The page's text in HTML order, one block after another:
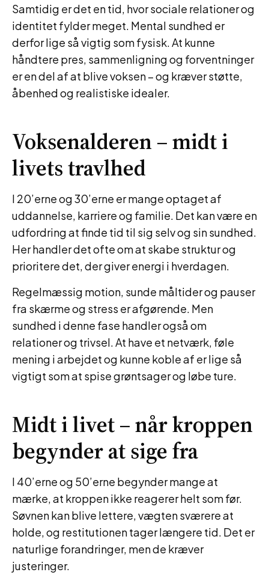
Samtidig er det en tid, hvor sociale relationer og
identitet fylder meget. Mental sundhed er
derfor lige så vigtig som fysisk. At kunne
håndtere pres, sammenligning og forventninger
er en del af at blive voksen – og kræver støtte,
åbenhed og realistiske idealer.
Voksenalderen – midt i
livets travlhed
I 20’erne og 30’erne er mange optaget af
uddannelse, karriere og familie. Det kan være en
udfordring at finde tid til sig selv og sin sundhed.
Her handler det ofte om at skabe struktur og
prioritere det, der giver energi i hverdagen.
Regelmæssig motion, sunde måltider og pauser
fra skærme og stress er afgørende. Men
sundhed i denne fase handler også om
relationer og trivsel. At have et netværk, føle
mening i arbejdet og kunne koble af er lige så
vigtigt som at spise grøntsager og løbe ture.
Midt i livet – når kroppen
begynder at sige fra
I 40’erne og 50’erne begynder mange at
mærke, at kroppen ikke reagerer helt som før.
Søvnen kan blive lettere, vægten sværere at
holde, og restitutionen tager længere tid. Det er
naturlige forandringer, men de kræver
justeringer.